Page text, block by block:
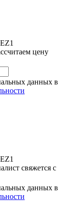
цену
данных в
свяжется с
данных в